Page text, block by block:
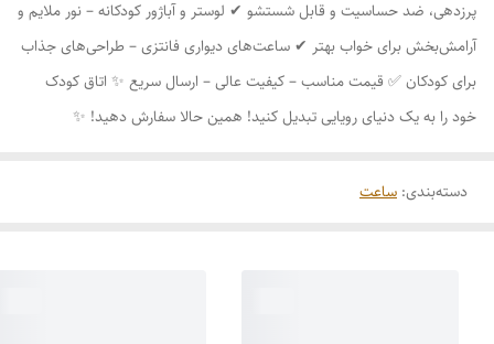
پرزدهی، ضد حساسیت و قابل شستشو ✔ لوستر و آباژور کودکانه – نور ملایم و
آرامش‌بخش برای خواب بهتر ✔ ساعت‌های دیواری فانتزی – طراحی‌های جذاب
برای کودکان ✅ قیمت مناسب – کیفیت عالی – ارسال سریع ✨ اتاق کودک
خود را به یک دنیای رویایی تبدیل کنید! همین حالا سفارش دهید! ✨
دسته‌بندی: ساعت